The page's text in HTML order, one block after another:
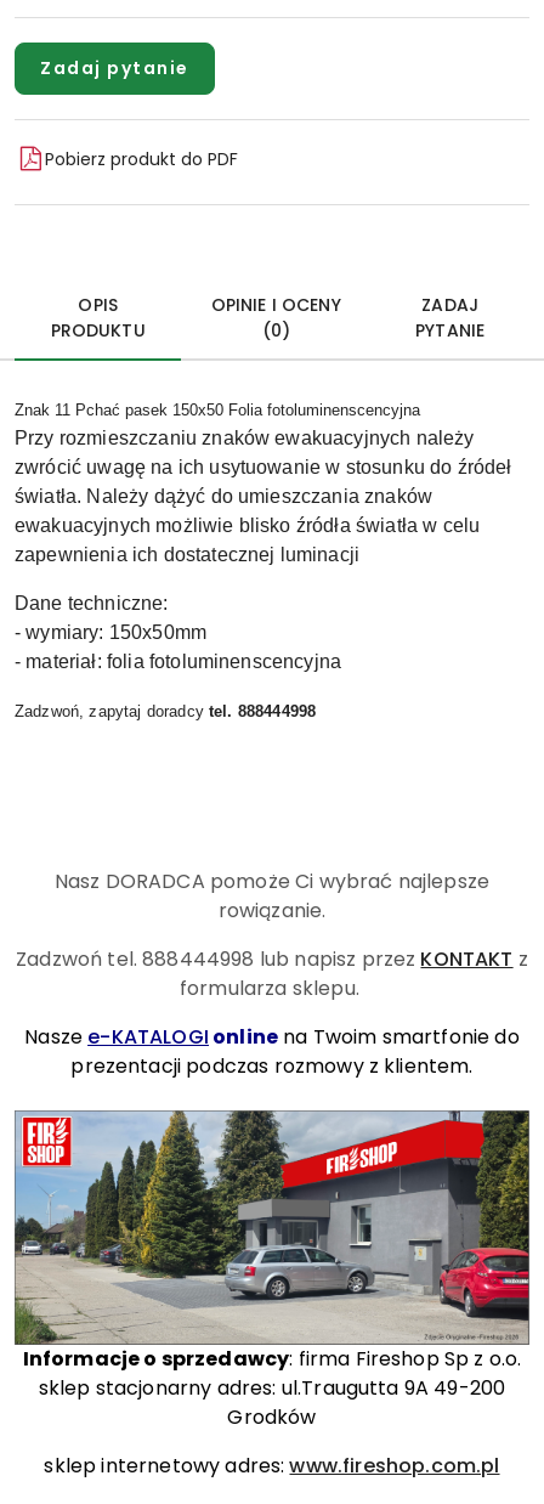
Zadaj pytanie
Pobierz produkt do PDF
OPIS
PRODUKTU
OPINIE I OCENY
(0)
ZADAJ
PYTANIE
Znak 11 Pchać pasek 150x50 Folia fotoluminenscencyjna
Przy rozmieszczaniu znaków ewakuacyjnych należy
zwrócić uwagę na ich usytuowanie w stosunku do źródeł
światła. Należy dążyć do umieszczania znaków
ewakuacyjnych możliwie blisko źródła światła w celu
zapewnienia ich dostatecznej luminacji
Dane techniczne:
- wymiary: 150x50mm
- materiał: folia fotoluminenscencyjna
Zadzwoń, zapytaj doradcy tel. 888444998
Nasz DORADCA pomoże Ci wybrać najlepsze
rowiązanie.
Zadzwoń tel. 888444998 lub napisz przez KONTAKT z
formularza sklepu.
Nasze e-KATALOGI online na Twoim smartfonie do
prezentacji podczas rozmowy z klientem.
Informacje o sprzedawcy: firma Fireshop Sp z o.o.
sklep stacjonarny adres: ul.Traugutta 9A 49-200
Grodków
sklep internetowy adres:www.fireshop.com.pl